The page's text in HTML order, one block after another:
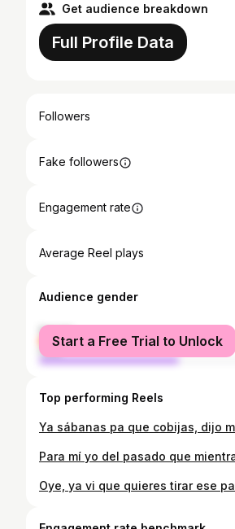
Get audience breakdown
Full Profile Data
Followers
Fake followers
Engagement rate
Average Reel plays
Audience gender
female
male
Start a Free Trial to Unlock
Top performing Reels